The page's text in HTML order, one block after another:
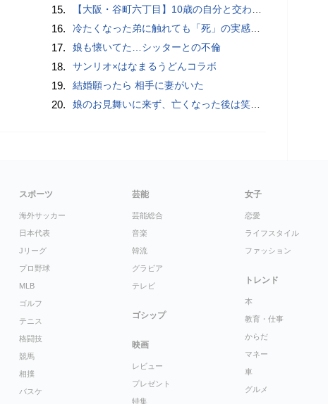
15. 【大阪・谷町六丁目】10歳の自分と交わした約束。名店での猛修業を経てオープンした「ma journée（マジョルネ）」が提案する、日常に寄り添うフランス菓子
16. 冷たくなった弟に触れても「死」の実感がなかった姉。納棺の時に現実を突きつけられて
17. 娘も懐いてた…シッターとの不倫
18. サンリオ×はなまるうどんコラボ
19. 結婚願ったら 相手に妻がいた
20. 娘のお見舞いに来ず、亡くなった後は笑顔を浮かべる母親。冷たすぎる態度に、一つの疑惑が頭をよぎる…／ナース漫画
スポーツ
海外サッカー
日本代表
Jリーグ
プロ野球
MLB
ゴルフ
テニス
格闘技
競馬
相撲
バスケ
芸能
芸能総合
音楽
韓流
グラビア
テレビ
ゴシップ
映画
レビュー
プレゼント
特集
女子
恋愛
ライフスタイル
ファッション
トレンド
本
教育・仕事
からだ
マネー
車
グルメ